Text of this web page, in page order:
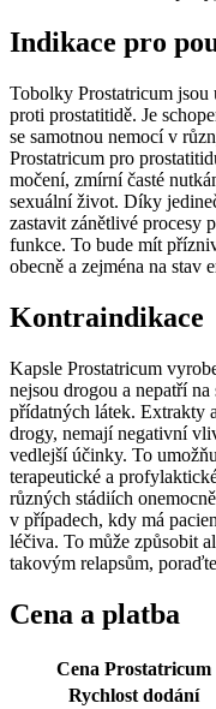
Indikace pro
Tobolky Prostatricum
proti prostatitidě. Je
se samotnou nemocí v
Prostatricum pro
močení, zmírní časté
sexuální život. Díky
zastavit zánětlivé procesy
funkce. To bude mít
obecně a zejména na stav
Kontraindikace
Kapsle Prostatricum
nejsou drogou a nepatří
přídatných látek. Extrakty
drogy, nemají negativní
vedlejší účinky. To
terapeutické a
různých stádiích
v případech, kdy má
léčiva. To může způsobit
takovým relapsům,
Cena a platba
Cena Prostatricum
Rychlost dodání